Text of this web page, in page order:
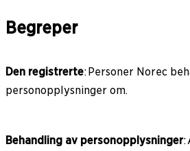
Begreper
Den registrerte: Personer Norec
personopplysninger om.
Behandling av personopplysninger: